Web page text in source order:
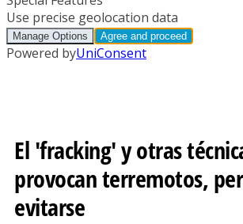
El 'fracking' y otras
provocan terremotos,
evitarse